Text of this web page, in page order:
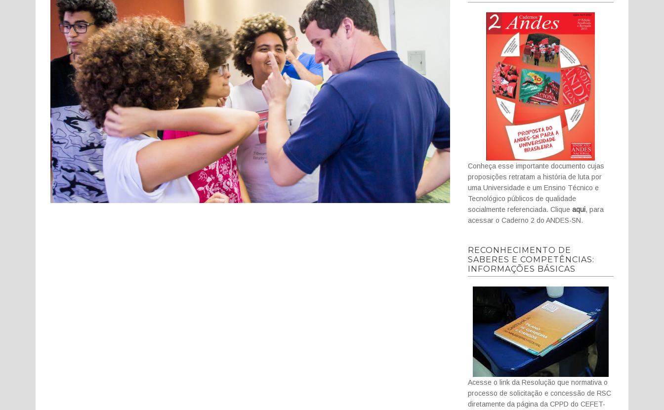
Conheça esse importante documento cujas
proposições retratam a história de luta por
uma Universidade e um Ensino Técnico e
Tecnológico públicos de qualidade
socialmente referenciada. Clique aqui, para
acessar o Caderno 2 do ANDES-SN.
RECONHECIMENTO DE
SABERES E COMPETÊNCIAS:
INFORMAÇÕES BÁSICAS
Acesse o link da Resolução que normativa o
processo de solicitação e concessão de RSC
diretamente da página da CPPD do CEFET-